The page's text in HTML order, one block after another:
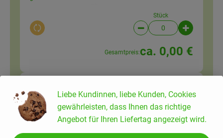
Auswahl ändern
Stück
Artikelanzahl
Gesamtpreis:ca. 0,00 €
1 TL
Paprikapulver
Paprika edelsüß 50 g
63,80 € / kg
50g
Liebe Kundinnen, liebe Kunden, Cookies
gewährleisten, dass Ihnen das richtige
Angebot für Ihren Liefertag angezeigt wird.